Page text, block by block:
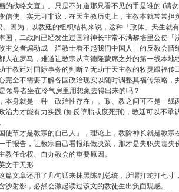
的战略文宣」。只是不知道那只看不见的手是谁的 (请
信使」实无可非议，在天主教历史上，主教本就常常担
。因为，以教廷的组织结构来说，这种「政体」天生就
国，二战间已经发生过国籍神长非常不满黎培里公使「
主义者煽动成「洋教士看不起我们中国人」的反教会情
人在罗马，难道让教宗从高德隆蒙席之外的第一线本地
于教廷对国际事务的判断？无助于天主教的牧灵跟福传
完全不需要了解各国政治现实以随时调整其福传策略，
领导者坐在冷气房里用想象去得出来的吗？
本身就是一种「政治性存在」。政、教之间可不是一
治力才能有力实践 (如反堕胎或废死刑)，教廷可以不承
使节才是教宗的自己人」，理论上，教阶神长就是教宗
手报告，让教宗自己看报纸做决策，那才是失职失责失
教任命权、自办教会的重要原因。
文于无形
篇文章还用了几句话来抹黑陈副总统，所谓打蛇打七寸
沙射影，必然会激起读过该文的教徒生出负面观感。